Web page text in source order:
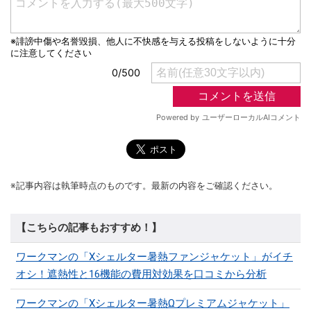
※記事内容は執筆時点のものです。最新の内容をご確認ください。
【こちらの記事もおすすめ！】
ワークマンの「Xシェルター暑熱ファンジャケット」がイチ
オシ！遮熱性と16機能の費用対効果を口コミから分析
ワークマンの「Xシェルター暑熱Ωプレミアムジャケット」